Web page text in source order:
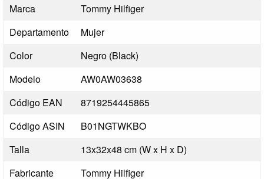
Marca
Tommy Hilfiger
Departamento
Mujer
Color
Negro (Black)
Modelo
AW0AW03638
Código EAN
8719254445865
Código ASIN
B01NGTWKBO
Talla
13x32x48 cm (W x H x D)
Fabricante
Tommy Hilfiger